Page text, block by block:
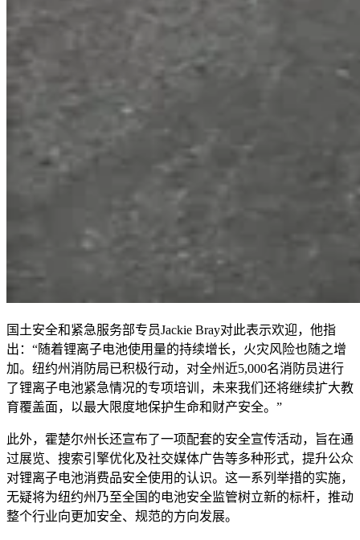
国土安全和紧急服务部专员Jackie Bray对此表示欢迎，他指
出：“随着锂离子电池使用量的持续增长，火灾风险也随之增
加。纽约州消防局已积极行动，对全州近5,000名消防员进行
了锂离子电池紧急情况的专项培训，未来我们还将继续扩大教
育覆盖面，以最大限度地保护生命和财产安全。”
此外，霍楚尔州长还宣布了一项配套的安全宣传活动，旨在通
过展览、搜索引擎优化及社交媒体广告等多种形式，提升公众
对锂离子电池消费品安全使用的认识。这一系列举措的实施，
无疑将为纽约州乃至全国的电池安全监管树立新的标杆，推动
整个行业向更加安全、规范的方向发展。